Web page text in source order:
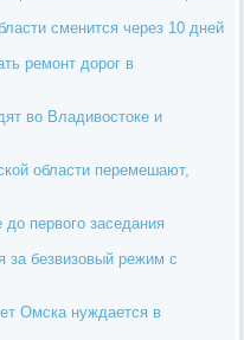
сменится через 10 дней
ремонт дорог в
во Владивостоке и
области перемешают,
первого заседания
за безвизовый режим с
Омска нуждается в